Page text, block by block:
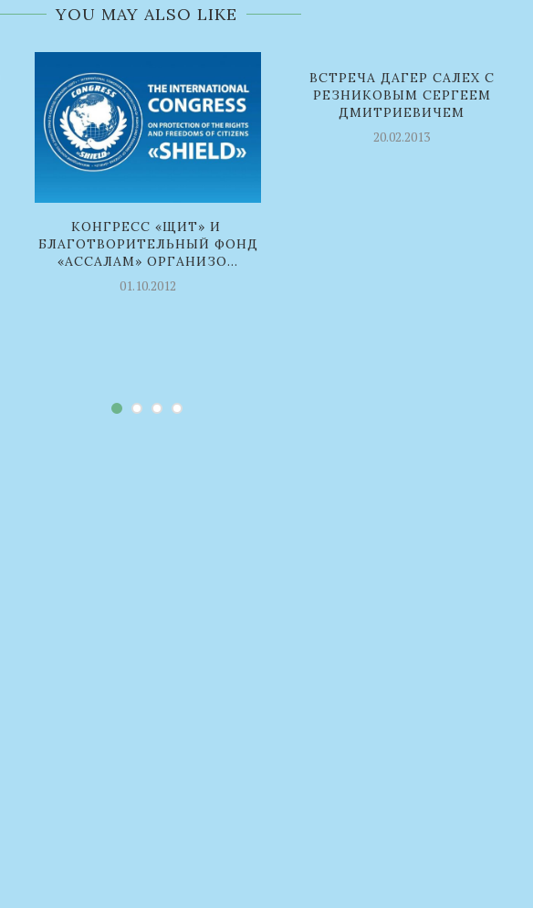
YOU MAY ALSO LIKE
КОНГРЕСС «ЩИТ» И
БЛАГОТВОРИТЕЛЬНЫЙ ФОНД
«АССАЛАМ» ОРГАНИЗО...
01.10.2012
ВСТРЕЧА ДАГЕР САЛЕХ С
РЕЗНИКОВЫМ СЕРГЕЕМ
ДМИТРИЕВИЧЕМ
20.02.2013